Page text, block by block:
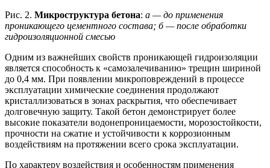
Рис. 2. Микроструктура бетона: а — до применения
проникающего цементного состава; б — после обработки
гидроизоляционной смесью
Одним из важнейших свойств проникающей гидроизоляции
является способность к «самозалечиванию» трещин шириной
до 0,4 мм. При появлении микроповреждений в процессе
эксплуатации химические соединения продолжают
кристаллизоваться в зонах раскрытия, что обеспечивает
долговечную защиту. Такой бетон демонстрирует более
высокие показатели водонепроницаемости, морозостойкости,
прочности на сжатие и устойчивости к коррозионным
воздействиям на протяжении всего срока эксплуатации.
По характеру воздействия и особенностям применения